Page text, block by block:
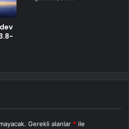
Gerekli alanlar * ile